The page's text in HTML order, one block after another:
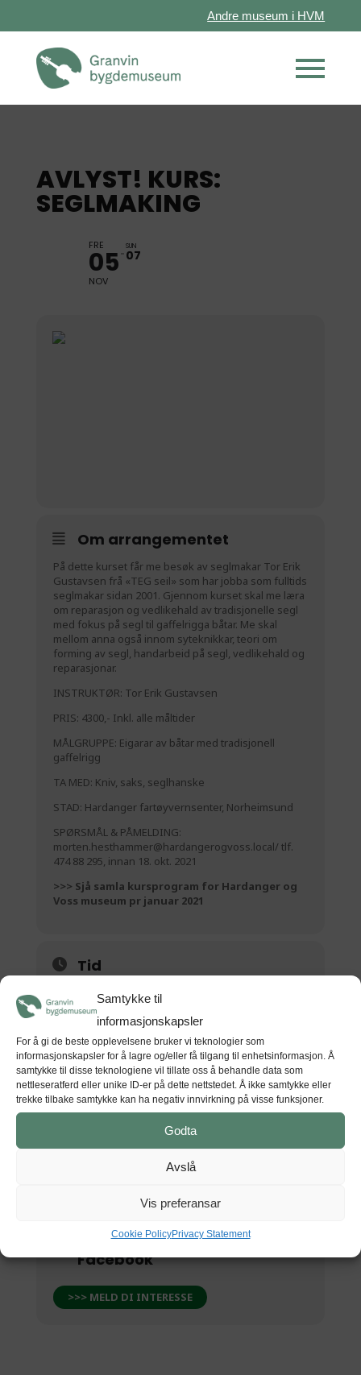
Samtykke til
informasjonskapsler
For å gi de beste opplevelsene bruker vi teknologier som
informasjonskapsler for å lagre og/eller få tilgang til enhetsinformasjon. Å
samtykke til disse teknologiene vil tillate oss å behandle data som
nettleseratferd eller unike ID-er på dette nettstedet. Å ikke samtykke eller
trekke tilbake samtykke kan ha negativ innvirkning på visse funksjoner.
Godta
Avslå
Vis preferansar
Cookie PolicyPrivacy Statement
Andre museum i HVM
AVLYST! KURS:
SEGLMAKING
FRE
05
NOV
SUN
07
Om arrangementet
På dette kurset får me besøk av seglmakar Tor Erik
Gustavsen frå «TEG seil» som har jobba som fulltids
seglmakar sidan 2001. Gjennom kurset skal me læra
om reparasjon og vedlikehald av tradisjonelle segl
med fokus på segl til gaffelrigga båtar. Me skal
mellom anna også innom syteknikkar, teori om
forming av segl, handarbeid på segl, vedlikehald og
reparasjonar.
INSTRUKTØR: Tor Erik Gustavsen
PRIS: 4300,- Inkl. alle måltider
MÅLGRUPPE: Eigarar av båtar med tradisjonell
gaffelrigg
TA MED: Kniv, saks, seglhanske
STAD: Hardanger fartøyvernsenter, Norheimsund
SPØRSMÅL & PÅMELDING:
morten.hesthammer@hardangerogvoss.local/ tlf.
474 88 295, innan 18. okt. 2021
>>> Sjå samla kursprogram for Hardanger og
Voss museum pr januar 2021
Tid
5 (Fredag) 15:00 - 7 (Sundag) 12:00
STAD
Hardanger fartøyvernsenter
Sandvenvegen 50, 5600 Norheimsund
Sjå dette arrangementet på
Facebook
>>> MELD DI INTERESSE